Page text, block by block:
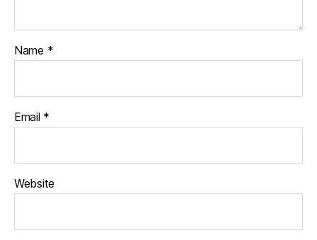
Name *
Email *
Website